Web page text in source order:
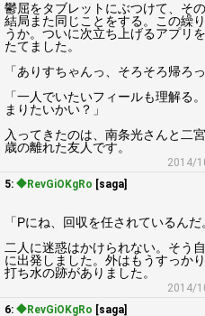
鬱屈をタブレットにぶつけて、そ
結局また同じことをする。この繰
うか。ついに次立ち上げるアプリ
たてました。
「ありすちゃんっ、そろそろ帰ろっ
「一人でいたいフィールも理解
まりたいかい？」
入ってきたのは、南条光さんと二
歳の離れた友人です。
2014/
5: ◆RevGiOKgRo [saga]
「Pにね、回収を任されているん
二人に迷惑はかけられない。そう
に出発しました。外はもうすっか
打ち水の跡がありました。
2014/
6: ◆RevGiOKgRo [saga]